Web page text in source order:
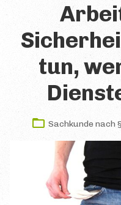
tun,
Sachkunde nach